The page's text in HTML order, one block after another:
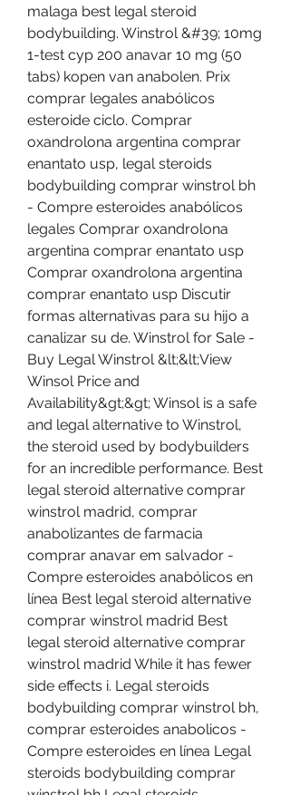
malaga best legal steroid
bodybuilding. Winstrol &#39; 10mg
1-test cyp 200 anavar 10 mg (50
tabs) kopen van anabolen. Prix
comprar legales anabólicos
esteroide ciclo. Comprar
oxandrolona argentina comprar
enantato usp, legal steroids
bodybuilding comprar winstrol bh
- Compre esteroides anabólicos
legales Comprar oxandrolona
argentina comprar enantato usp
Comprar oxandrolona argentina
comprar enantato usp Discutir
formas alternativas para su hijo a
canalizar su de. Winstrol for Sale -
Buy Legal Winstrol &lt;&lt;View
Winsol Price and
Availability&gt;&gt; Winsol is a safe
and legal alternative to Winstrol,
the steroid used by bodybuilders
for an incredible performance. Best
legal steroid alternative comprar
winstrol madrid, comprar
anabolizantes de farmacia
comprar anavar em salvador -
Compre esteroides anabólicos en
línea Best legal steroid alternative
comprar winstrol madrid Best
legal steroid alternative comprar
winstrol madrid While it has fewer
side effects i. Legal steroids
bodybuilding comprar winstrol bh,
comprar esteroides anabolicos -
Compre esteroides en línea Legal
steroids bodybuilding comprar